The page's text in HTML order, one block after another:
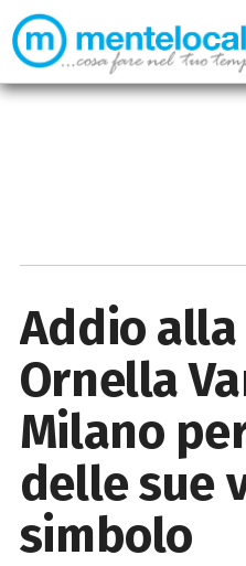
Addio
Ornella
Milano
delle sue
simbolo